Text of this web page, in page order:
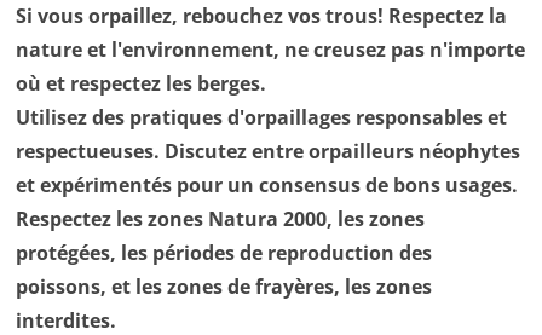
Si vous orpaillez, rebouchez vos trous! Respectez la
nature et l'environnement, ne creusez pas n'importe
où et respectez les berges.
Utilisez des pratiques d'orpaillages responsables et
respectueuses. Discutez entre orpailleurs néophytes
et expérimentés pour un consensus de bons usages.
Respectez les zones Natura 2000, les zones
protégées, les périodes de reproduction des
poissons, et les zones de frayères, les zones
interdites.